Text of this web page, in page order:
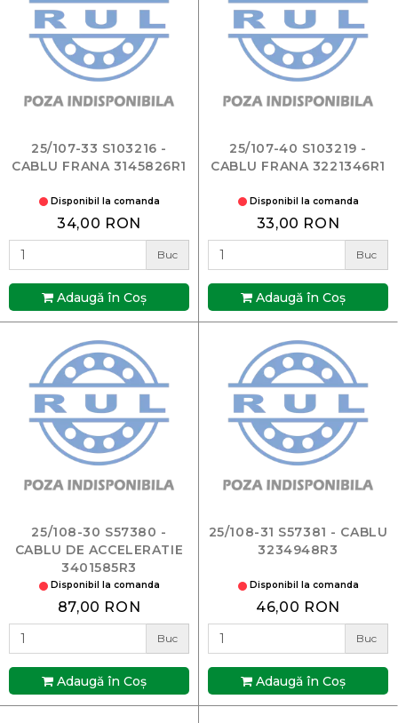
25/107-33 S103216 -
CABLU FRANA 3145826R1
Disponibil la comanda
34,00 RON
Buc
Adaugă în Coş
25/107-40 S103219 -
CABLU FRANA 3221346R1
Disponibil la comanda
33,00 RON
Buc
Adaugă în Coş
25/108-30 S57380 -
CABLU DE ACCELERATIE
3401585R3
Disponibil la comanda
87,00 RON
Buc
Adaugă în Coş
25/108-31 S57381 - CABLU
3234948R3
Disponibil la comanda
46,00 RON
Buc
Adaugă în Coş